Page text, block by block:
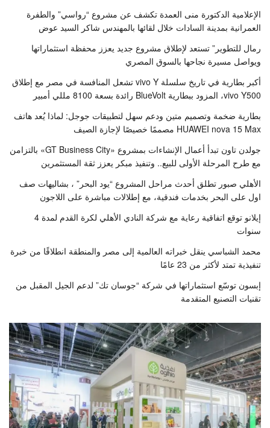
الإعلامية الدكتورة منى العمدة تكشف عن مشروع “رواسي” والطفرة
العمرانية بمدينة السادات خلال لقائها بالمهندس شاكر السيد عوض
رمال للتطوير” تستعد لإطلاق مشروع جديد يعزز محفظة استثماراتها
ويواصل مسيرة نجاحها بالسوق المصري
أكبر بطارية في تاريخ سلسلة vivo Y تشعل المنافسة في مصر مع إطلاق
vivo Y500، المزود ببطارية BlueVolt رائدة بسعة 8100 مللي أمبير
بطارية ضخمة وتصميم متين ودعم سهل لتطبيقات جوجل: لماذا يُعد هاتف
HUAWEI nova 15 Max مصممًا خصيصًا لإجازة الصيف
جولدن تاون تبدأ أعمال الإنشاءات بمشروع «GT Business City» بالتزامن
مع طرح المرحلة الأولى للبيع.. وتنفيذ مبكر يعزز ثقة المستثمرين
الأهلي صبور تطلق أحدث مراحل المشروع “يود البحر” ، بشاليهات صف
اول على البحر بخدمات فندقية، مع إطلالات مباشرة على اللاجون
إيلانو توقع اتفاقية رعاية مع شركة النادي الأهلي لكرة القدم لمدة 4
سنوات
محمد الشباسي ينقل خبراته العالمية إلى مصر والمنطقة انطلاقًا من خبرة
تنفيذية تمتد لأكثر من 23 عامًا
إبسون توسّع استثماراتها في شركة “جوسان تك” لدعم الجيل المقبل من
تقنيات التصنيع المتقدمة